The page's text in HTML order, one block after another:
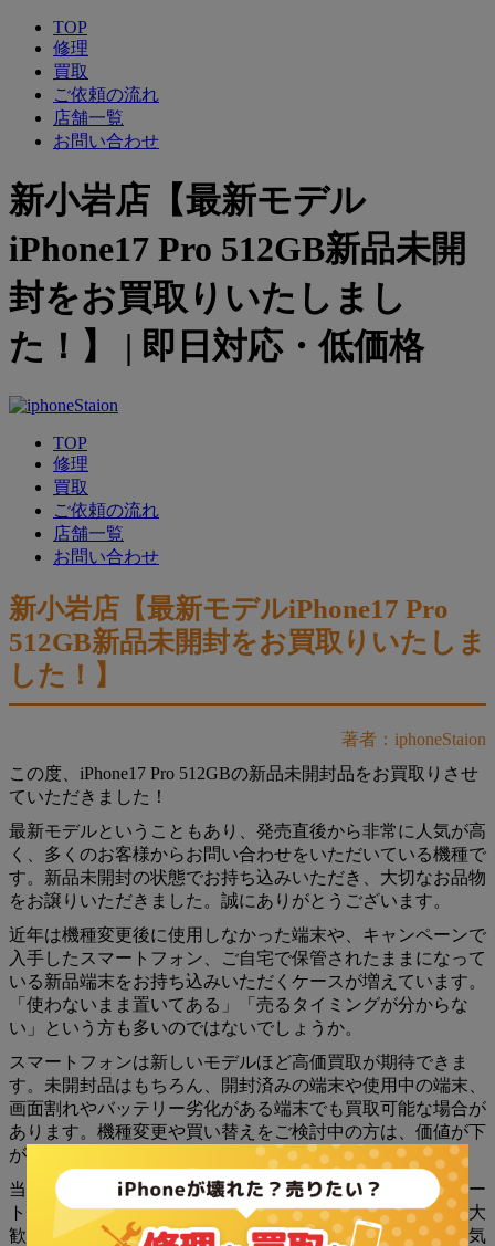
TOP
修理
買取
ご依頼の流れ
店舗一覧
お問い合わせ
新小岩店【最新モデル
iPhone17 Pro 512GB新品未開
封をお買取りいたしまし
た！】 | 即日対応・低価格
TOP
修理
買取
ご依頼の流れ
店舗一覧
お問い合わせ
新小岩店【最新モデルiPhone17 Pro
512GB新品未開封をお買取りいたしま
した！】
著者：iphoneStaion
この度、iPhone17 Pro 512GBの新品未開封品をお買取りさせ
ていただきました！
最新モデルということもあり、発売直後から非常に人気が高
く、多くのお客様からお問い合わせをいただいている機種で
す。新品未開封の状態でお持ち込みいただき、大切なお品物
をお譲りいただきました。誠にありがとうございます。
近年は機種変更後に使用しなかった端末や、キャンペーンで
入手したスマートフォン、ご自宅で保管されたままになって
いる新品端末をお持ち込みいただくケースが増えています。
「使わないまま置いてある」「売るタイミングが分からな
い」という方も多いのではないでしょうか。
スマートフォンは新しいモデルほど高価買取が期待できま
す。未開封品はもちろん、開封済みの端末や使用中の端末、
画面割れやバッテリー劣化がある端末でも買取可能な場合が
あります。機種変更や買い替えをご検討中の方は、価値が下
がる前の査定がおすすめです。
当店ではiPhoneをはじめ、iPad、Apple Watch、Androidスマー
トフォンなど幅広く査定を行っております。査定だけでも大
歓迎ですので、「いくらになるか知りたい」という方もお気